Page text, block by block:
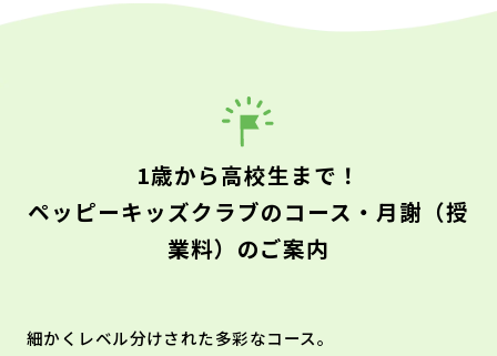
1歳から高校生まで！
ペッピーキッズクラブのコース・月謝（授
業料）のご案内
細かくレベル分けされた多彩なコース。